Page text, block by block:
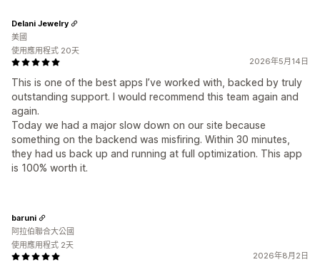
2026年5月14日
This is one of the best apps I’ve worked with, backed by truly
outstanding support. I would recommend this team again and
again.
Today we had a major slow down on our site because
something on the backend was misfiring. Within 30 minutes,
they had us back up and running at full optimization. This app
is 100% worth it.
Delani Jewelry
美國
使用應用程式 20天
2026年8月2日
baruni
阿拉伯聯合大公國
使用應用程式 2天